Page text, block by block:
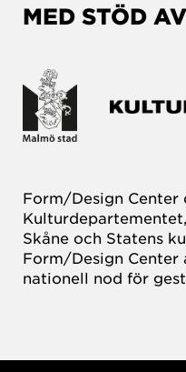
MED STÖD AV
Form/Design Center
Skåne och Statens
Form/Design Center
nationell nod för